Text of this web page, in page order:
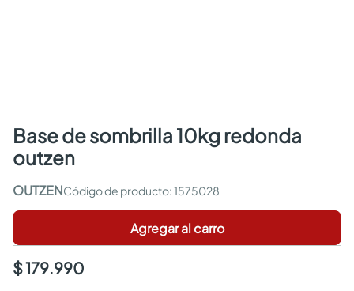
base de sombrilla 10kg redonda
outzen
OUTZEN :1575028
Agregar al carro
$ 179.990